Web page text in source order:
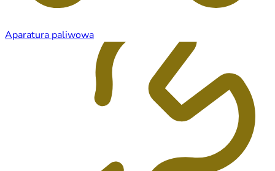
Aparatura paliwowa